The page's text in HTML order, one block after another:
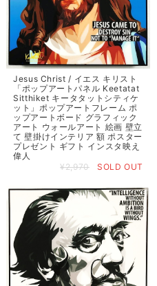
Jesus Christ / イエス キリスト
「ポップアートパネル Keetatat
Sitthiket キータタットシティケ
ット」ポップアートフレーム ポ
ップアートボード グラフィック
アート ウォールアート 絵画 壁立
て 壁掛けインテリア 額 ポスター
プレゼント ギフト インスタ映え
偉人
¥2,970
SOLD OUT